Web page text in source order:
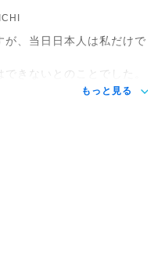
、当日日本人は私だけで
きないとのことでした。
もっと見る